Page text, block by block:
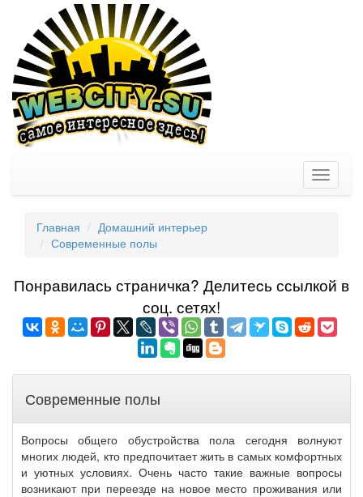
Toggle
Главная
Домашний интерьер
Современные полы
Понравилась страничка? Делитеcь ссылкой в
соц. сетях!
Современные полы
Вопросы общего обустройства пола сегодня волнуют
многих людей, кто предпочитает жить в самых комфортных
и уютных условиях. Очень часто такие важные вопросы
возникают при переезде на новое место проживания или